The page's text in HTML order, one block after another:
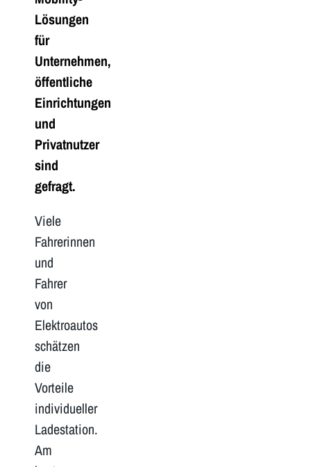
Lösungen
für
Unternehmen,
öffentliche
Einrichtungen
und
Privatnutzer
sind
gefragt.
Viele
Fahrerinnen
und
Fahrer
von
Elektroautos
schätzen
die
Vorteile
individueller
Ladestation.
Am